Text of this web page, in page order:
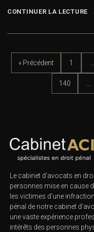
CONTINUER LA LECTURE
« Précédent 1
140
Le cabinet d’avocats en
personnes mise en cause
les victimes d’une
pénal de notre cabinet
une vaste expérience
intérêts des personnes